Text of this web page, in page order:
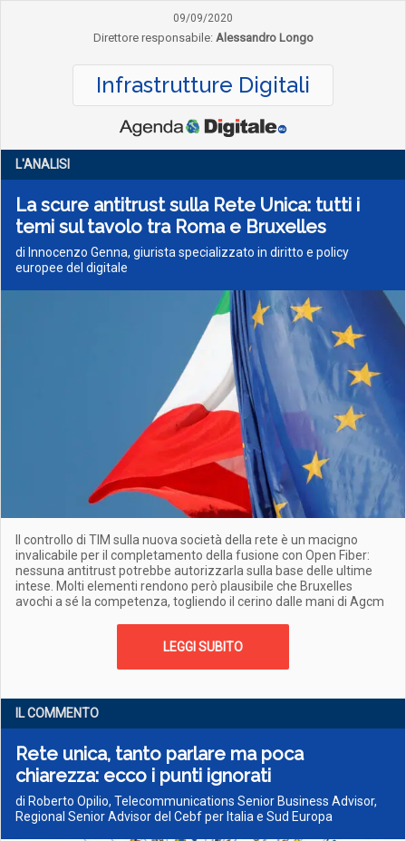
09/09/2020
Direttore responsabile: Alessandro Longo
Infrastrutture Digitali
L'ANALISI
La scure antitrust sulla Rete Unica: tutti i
temi sul tavolo tra Roma e Bruxelles
di Innocenzo Genna, giurista specializzato in diritto e policy
europee del digitale
Il controllo di TIM sulla nuova società della rete è un macigno
invalicabile per il completamento della fusione con Open Fiber:
nessuna antitrust potrebbe autorizzarla sulla base delle ultime
intese. Molti elementi rendono però plausibile che Bruxelles
avochi a sé la competenza, togliendo il cerino dalle mani di Agcm
LEGGI SUBITO
IL COMMENTO
Rete unica, tanto parlare ma poca
chiarezza: ecco i punti ignorati
di Roberto Opilio, Telecommunications Senior Business Advisor,
Regional Senior Advisor del Cebf per Italia e Sud Europa